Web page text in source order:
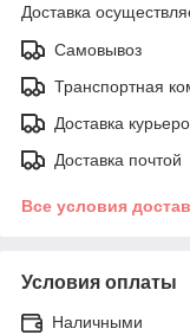
Доставка
Самовывоз
Транспортная
Доставка
Доставка почтой
Все условия
Условия оплаты
Наличными